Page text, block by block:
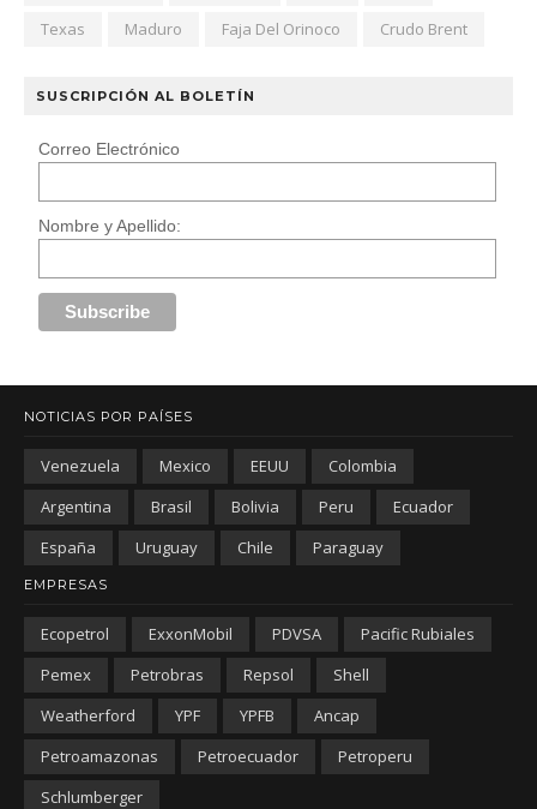
Texas
Maduro Faja Del Orinoco Crudo Brent
SUSCRIPCIÓN AL BOLETÍN
Correo Electrónico
Nombre y Apellido:
NOTICIAS POR PAÍSES
Venezuela Mexico EEUU
Colombia
Argentina
Brasil Bolivia Peru
Ecuador
España
Uruguay Chile Paraguay
EMPRESAS
Ecopetrol ExxonMobil PDVSA
Pacific Rubiales
Pemex
Petrobras Repsol
Shell
Weatherford
YPF YPFB
Ancap
Petroamazonas
Petroecuador
Petroperu
Schlumberger